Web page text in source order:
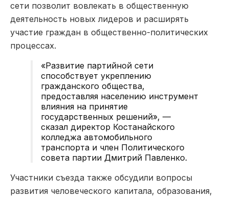
сети позволит вовлекать в общественную
деятельность новых лидеров и расширять
участие граждан в общественно-политических
процессах.
«Развитие партийной сети
способствует укреплению
гражданского общества,
предоставляя населению инструмент
влияния на принятие
государственных решений», —
сказал директор Костанайского
колледжа автомобильного
транспорта и член Политического
совета партии Дмитрий Павленко.
Участники съезда также обсудили вопросы
развития человеческого капитала, образования,